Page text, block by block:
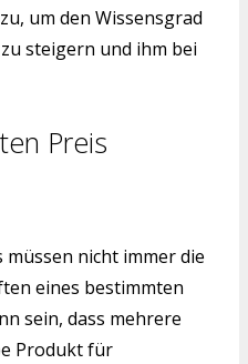
um den Wissensgrad
steigern und ihm bei
Preis
nicht immer die
eines bestimmten
sein, dass mehrere
Produkt für